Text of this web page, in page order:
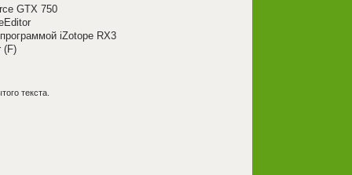
GTX 750
iZotope RX3
(F)
текста.